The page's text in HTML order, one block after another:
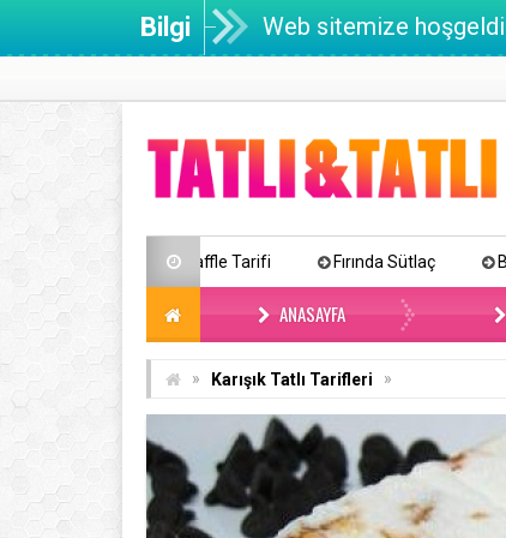
Bilgi Web sitemize
Fırında Sütlaç Bol Soslu Islak Kek
ANASAYFA
» Karışık Tatlı Tarifleri »